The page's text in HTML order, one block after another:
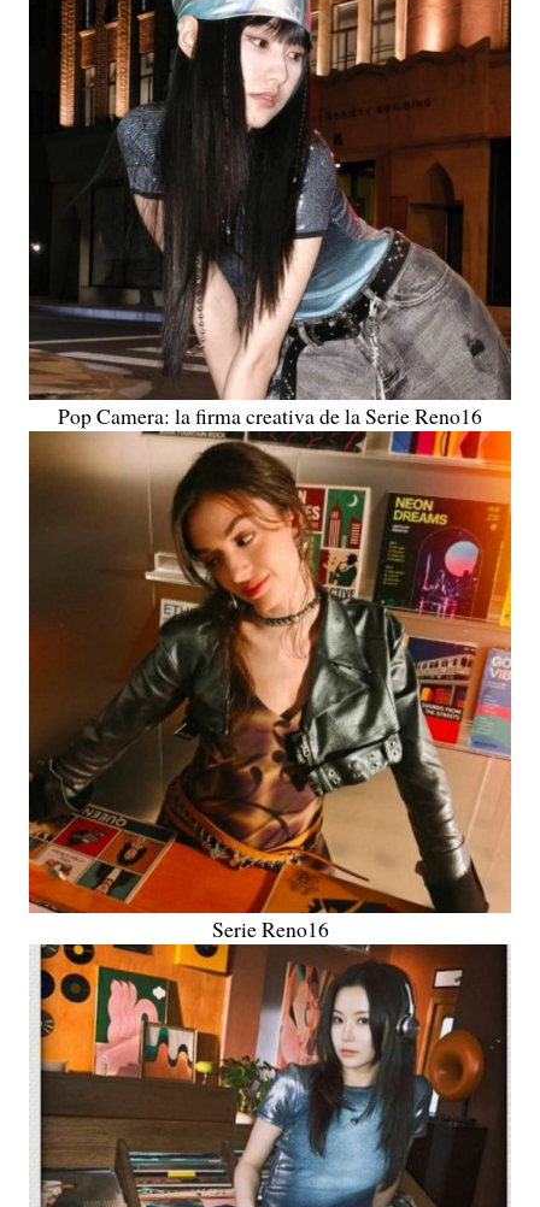
Pop Camera: la firma creativa de la Serie Reno16
Serie Reno16